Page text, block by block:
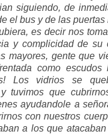
siguiendo, de
el bus y de las
es decir nos
y complicidad de su
mayores, gente que
como escudos
Los vidrios se
tuvimos que
ayudandole a
con nuestros
a los que